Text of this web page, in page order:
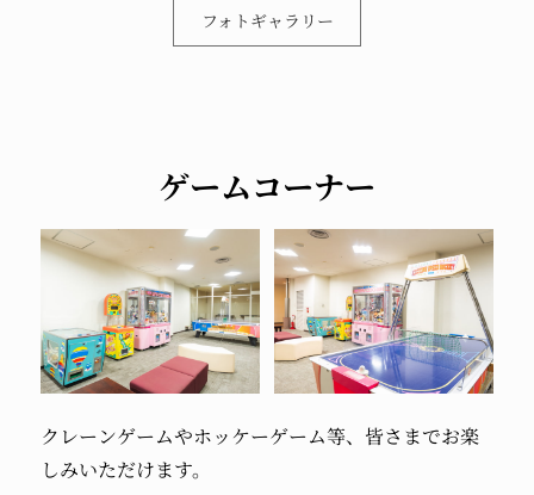
フォトギャラリー
ゲームコーナー
クレーンゲームやホッケーゲーム等、 皆さまでお楽
しみいただけます。